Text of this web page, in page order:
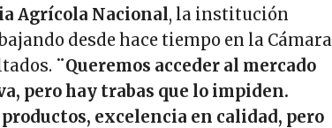
Agrícola Nacional, la institución
desde hace tiempo en la Cámara
¨Queremos acceder al mercado
, pero hay trabas que lo impiden.
excelencia en calidad, pero